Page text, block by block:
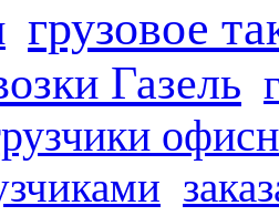
грузовое
Газель